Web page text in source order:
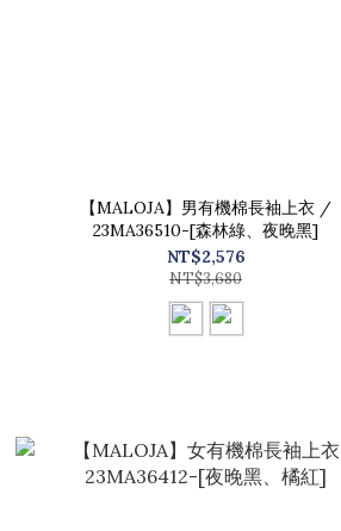
【MALOJA】男有機棉長袖上衣 /
23MA36510-[森林綠、夜晚黑]
NT$2,576
NT$3,680